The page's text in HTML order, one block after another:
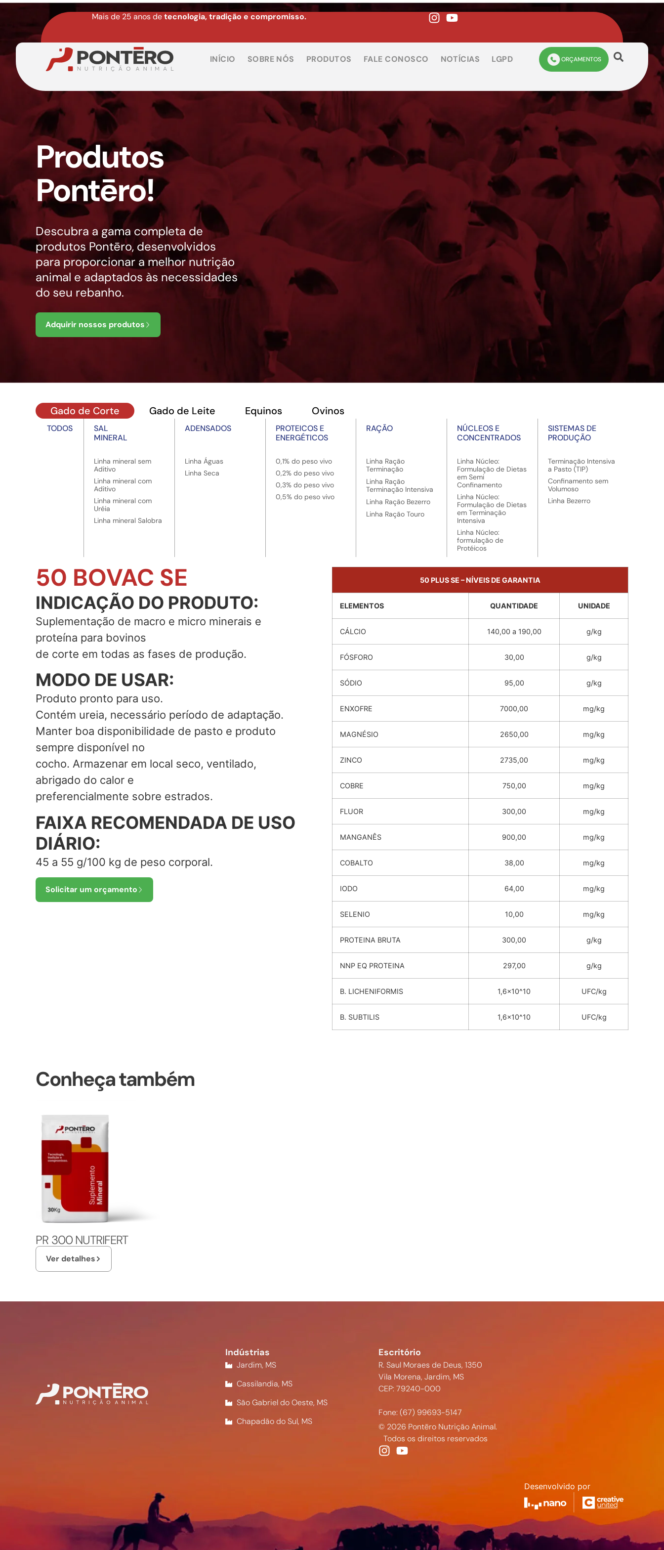
Mais de 25 anos detecnologia, tradição e compromisso.
INÍCIO SOBRE NÓS PRODUTOS FALE CONOSCO NOTÍCIAS LGPD ORÇAMENTOS
Produtos
Pontēro!
Descubra a gama completa de
produtos Pontēro, desenvolvidos
para proporcionar a melhor nutrição
animal e adaptados às necessidades
do seu rebanho.
Adquirir nossos produtos
Gado de Corte Gado de Leite Equinos Ovinos
TODOS
SAL
MINERAL
Linha mineral sem
Aditivo
Linha mineral com
Aditivo
Linha mineral com
Uréia
Linha mineral Salobra
ADENSADOS
Linha Águas
Linha Seca
PROTEICOS E
ENERGÉTICOS
0,1% do peso vivo
0,2% do peso vivo
0,3% do peso vivo
0,5% do peso vivo
RAÇÃO
Linha Ração
Terminação
Linha Ração
Terminação Intensiva
Linha Ração Bezerro
Linha Ração Touro
NÚCLEOS E
CONCENTRADOS
Linha Núcleo:
Formulação de Dietas
em Semi
Confinamento
Linha Núcleo:
Formulação de Dietas
em Terminação
Intensiva
Linha Núcleo:
formulação de
Protéicos
SISTEMAS DE
PRODUÇÃO
Terminação Intensiva
a Pasto (TIP)
Confinamento sem
Volumoso
Linha Bezerro
50 BOVAC SE
INDICAÇÃO DO PRODUTO:
Suplementação de macro e micro minerais e
proteína para bovinos
de corte em todas as fases de produção.
MODO DE USAR:
Produto pronto para uso.
Contém ureia, necessário período de adaptação.
Manter boa disponibilidade de pasto e produto
sempre disponível no
cocho. Armazenar em local seco, ventilado,
abrigado do calor e
preferencialmente sobre estrados.
FAIXA RECOMENDADA DE USO
DIÁRIO:
45 a 55 g/100 kg de peso corporal.
Solicitar um orçamento
50 PLUS SE – NÍVEIS DE GARANTIA
ELEMENTOS QUANTIDADE UNIDADE
CÁLCIO 140,00 a 190,00 g/kg
FÓSFORO 30,00 g/kg
SÓDIO 95,00 g/kg
ENXOFRE 7000,00 mg/kg
MAGNÉSIO 2650,00 mg/kg
ZINCO 2735,00 mg/kg
COBRE 750,00 mg/kg
FLUOR 300,00 mg/kg
MANGANÊS 900,00 mg/kg
COBALTO 38,00 mg/kg
IODO 64,00 mg/kg
SELENIO 10,00 mg/kg
PROTEINA BRUTA 300,00 g/kg
NNP EQ PROTEINA 297,00 g/kg
B. LICHENIFORMIS 1,6x10^10 UFC/kg
B. SUBTILIS 1,6x10^10 UFC/kg
Conheça também
PR 300 NUTRIFERT
Ver detalhes
Indústrias
Jardim, MS
Cassilandia, MS
São Gabriel do Oeste, MS
Chapadão do Sul, MS
Escritório
R. Saul Moraes de Deus, 1350
Vila Morena, Jardim, MS
CEP: 79240-000
Fone: (67) 99693-5147
© 2026 Pontēro Nutrição Animal.
Todos os direitos reservados
Desenvolvido por